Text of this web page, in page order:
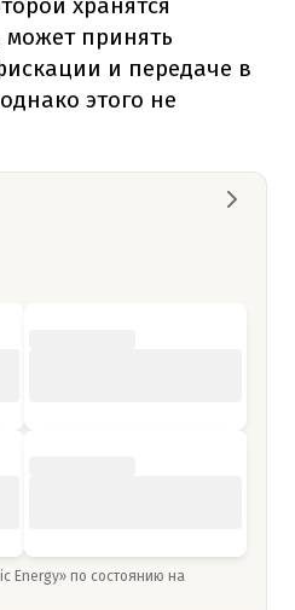
может принять
и передаче в
этого не
Energy» по состоянию на